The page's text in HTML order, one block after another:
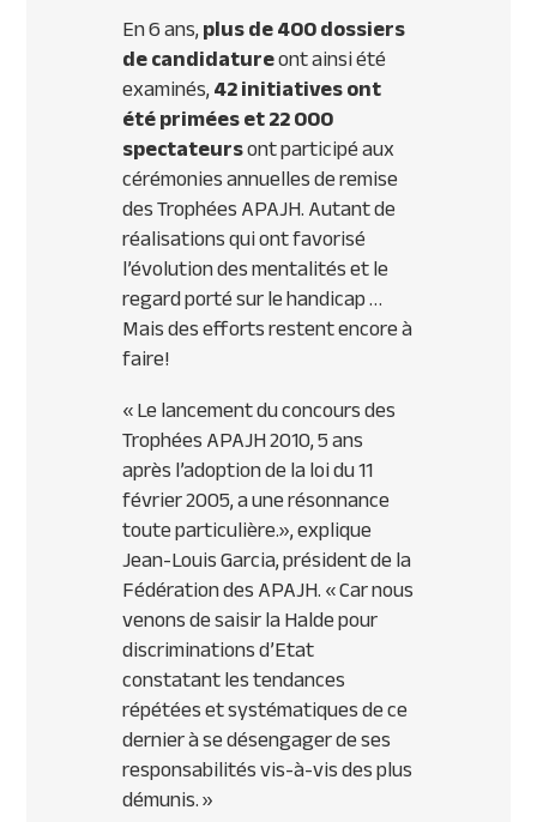
En 6 ans,plus de 400 dossiers
de candidatureont ainsi été
examinés,42 initiatives ont
été primées et 22 000
spectateursont participé aux
cérémonies annuelles de remise
des TrophéesAPAJH. Autant de
réalisations qui ont favorisé
l’évolution des mentalités et le
regard porté sur le handicap …
Mais des efforts restent encore à
faire!
« Le lancement du concours des
TrophéesAPAJH2010, 5 ans
après l’adoption de la loi du 11
février 2005, a une résonnance
toute particulière.», explique
Jean-Louis Garcia, président de la
Fédération desAPAJH.« Car nous
venons de saisir la Halde pour
discriminations d’Etat
constatant les tendances
répétées et systématiques de ce
dernier à se désengager de ses
responsabilités vis-à-vis des plus
démunis. »